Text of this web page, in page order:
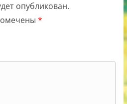
опубликован.
*